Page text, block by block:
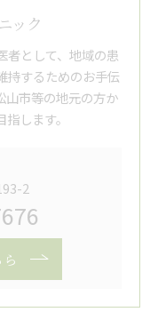
ック
者として、地域の患
持するためのお手伝
山市等の地元の方か
します。
2